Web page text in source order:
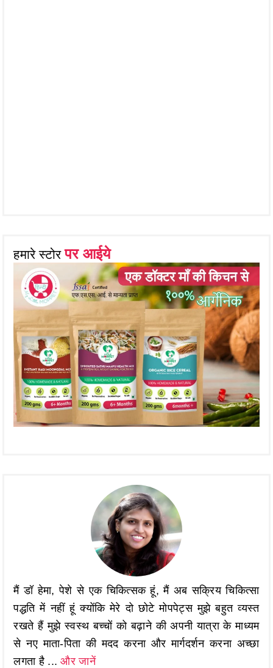
हमारे स्टोरपर आईये
मैं डॉ हेमा, पेशे से एक चिकित्सक हूं, मैं अब सक्रिय चिकित्सा
पद्धति में नहीं हूं क्योंकि मेरे दो छोटे मोपपेट्स मुझे बहुत व्यस्त
रखते हैं मुझे स्वस्थ बच्चों को बढ़ाने की अपनी यात्रा के माध्यम
से नए माता-पिता की मदद करना और मार्गदर्शन करना अच्छा
लगता है ...और जानें